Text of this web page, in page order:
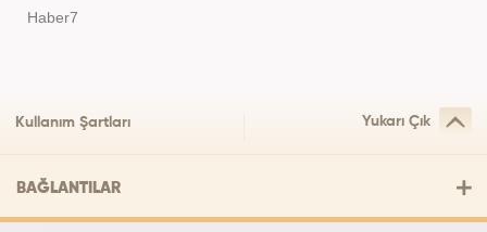
Haber7
Kullanım Şartları Yukarı Çık
BAĞLANTILAR